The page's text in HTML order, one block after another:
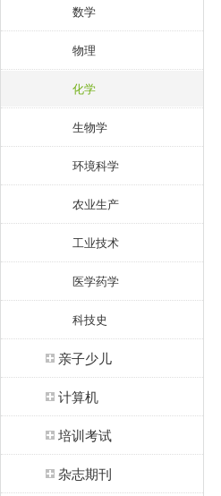
数学
物理
化学
生物学
环境科学
农业生产
工业技术
医学药学
科技史
亲子少儿
计算机
培训考试
杂志期刊